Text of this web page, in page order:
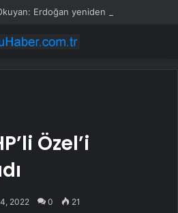
Özel’i
2022 0 21